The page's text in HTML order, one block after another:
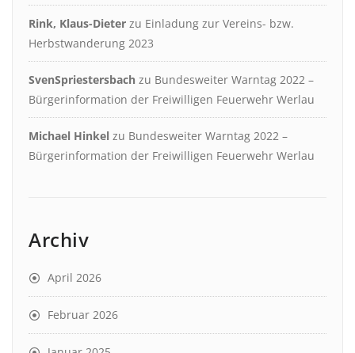
Rink, Klaus-Dieter zu Einladung zur Vereins- bzw.
Herbstwanderung 2023
SvenSpriestersbach zu Bundesweiter Warntag 2022 –
Bürgerinformation der Freiwilligen Feuerwehr Werlau
Michael Hinkel zu Bundesweiter Warntag 2022 –
Bürgerinformation der Freiwilligen Feuerwehr Werlau
Archiv
April 2026
Februar 2026